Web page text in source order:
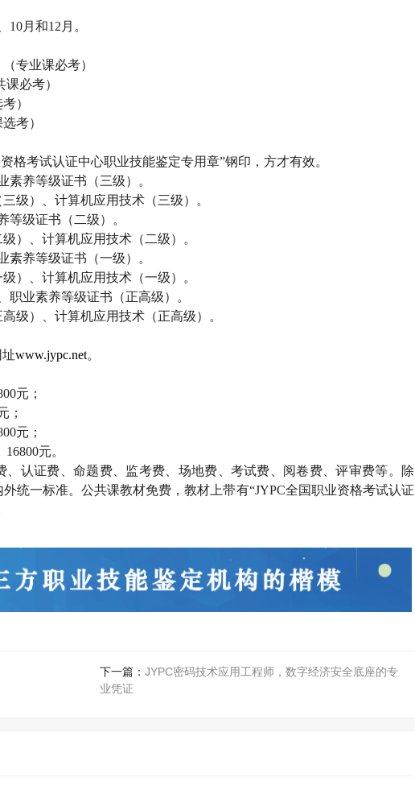
10月和12 月。
专业课必考）
必考）
）
考）
格考试认证中心职业技能鉴定专用章”钢印，方才有效。
素养等级证书（三级）。
级）、计算机应用技术（三级）。
等级证书（二级）。
）、计算机应用技术（二级）。
素养等级证书（一级）。
）、计算机应用技术（一级）。
职业素养等级证书（正高级）。
级）、计算机应用技术（正高级）。
www.jypc.net。
元；
；
元；
16800元。
、认证费、命题费、监考费、场地费、考试费、阅卷费、评审费等。除
统一标准。公共课教材免费，教材上带有“JYPC全国职业资格考试认证
下一篇： JYPC密码技术应用工程师，数字经济安全底座的专
业凭证